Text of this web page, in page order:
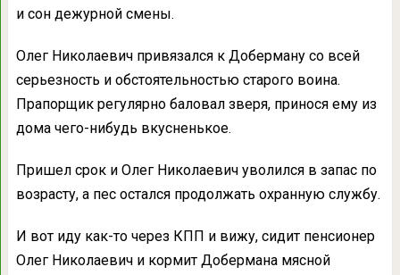
и сон дежурной смены.
Олег Николаевич привязался к Доберману со всей
серьезность и обстоятельностью старого воина.
Прапорщик регулярно баловал зверя, принося ему из
дома чего-нибудь вкусненькое.
Пришел срок и Олег Николаевич уволился в запас по
возрасту, а пес остался продолжать охранную службу.
И вот иду как-то через КПП и вижу, сидит пенсионер
Олег Николаевич и кормит Добермана мясной